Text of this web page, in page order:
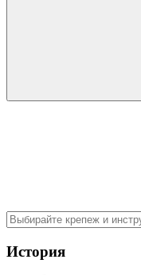
История